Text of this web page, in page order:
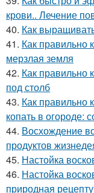
крови.. Лечение
40. Как
41. Как правильно
мерзлая земля
42. Как правильно
под столб
43. Как правильно
копать в огороде:
44. Восхождение
продуктов
45. Настойка
46. Настойка
природная